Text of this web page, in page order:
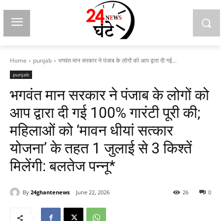
Home punjab भगवंत मान सरकार ने पंजाब के लोगों को आप द्वारा दी गई...
punjab
भगवंत मान सरकार ने पंजाब के लोगों को
आप द्वारा दी गई 100% गारंटी पूरी की;
महिलाओं को ‘मावन धीयां सत्कार
योजना’ के तहत 1 जुलाई से 3 किश्तें
मिलेंगी: बलतेज पन्नू*
By 24ghantenews June 22, 2026 0
26